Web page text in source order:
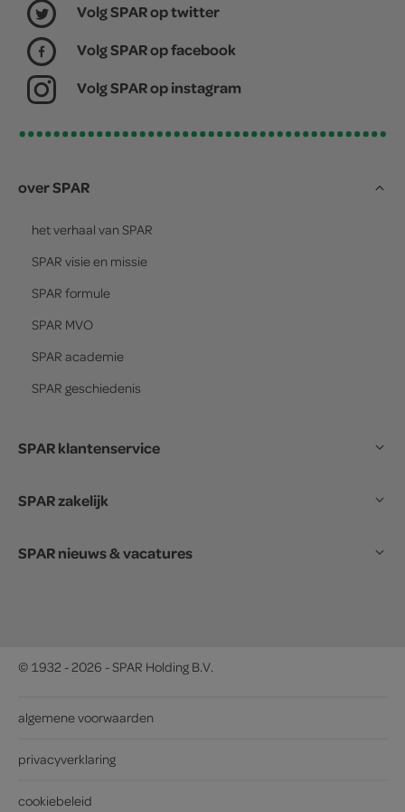
Volg SPAR op twitter
Volg SPAR op facebook
Volg SPAR op instagram
over SPAR
het verhaal van SPAR
SPAR visie en missie
SPAR formule
SPAR MVO
SPAR academie
SPAR geschiedenis
SPAR klantenservice
SPAR zakelijk
SPAR nieuws & vacatures
© 1932 - 2026 - SPAR Holding B.V.
algemene voorwaarden
privacyverklaring
cookiebeleid